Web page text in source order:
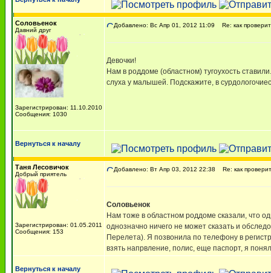
Соловьенок
Давний друг
Зарегистрирован: 11.10.2010
Сообщения: 1030
Добавлено: Вс Апр 01, 2012 11:09 Re: как
Девочки!
Нам в роддоме (областном) тугоухость
слуха у малышей. Подскажите, в
Вернуться к началу
Таня Лесовичок
Добрый приятель
Зарегистрирован: 01.05.2011
Сообщения: 153
Добавлено: Вт Апр 03, 2012 22:38 Re: как
Соловьенок
Нам тоже в областном роддоме сказали, что
однозначно ничего не может сказать и
Перелета). Я позвонила по телефону в
взять напрвление, полис, еще паспорт, я
Вернуться к началу